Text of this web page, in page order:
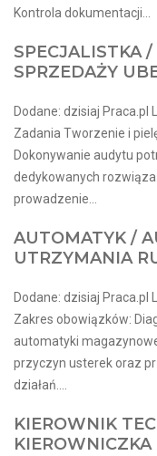
Kontrola dokumentacji...
SPECJALISTKA
SPRZEDAŻY
Dodane: dzisiaj Praca.pl
Zadania Tworzenie i
Dokonywanie audytu
dedykowanych
prowadzenie...
AUTOMATYK /
UTRZYMANIA
Dodane: dzisiaj Praca.pl
Zakres obowiązków:
automatyki
przyczyn usterek oraz
działań....
KIEROWNIK